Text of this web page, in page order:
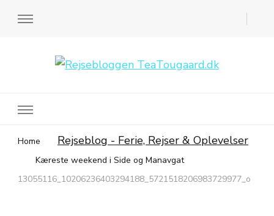
Home Rejseblog - Ferie, Rejser & Oplevelser
Kæreste weekend i Side og Manavgat
13055116_10206236403294188_5721518206983729977_o